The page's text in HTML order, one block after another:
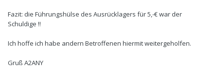
Fazit: die Führungshülse des Ausrücklagers für 5,-€ war der
Schuldige !!
Ich hoffe ich habe andern Betroffenen hiermit weitergeholfen.
Gruß A2ANY